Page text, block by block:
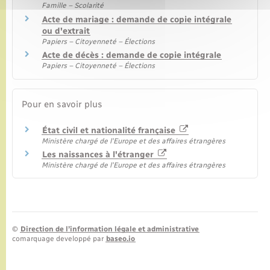
Famille – Scolarité
Acte de mariage : demande de copie intégrale
ou d'extrait
Papiers – Citoyenneté – Élections
Acte de décès : demande de copie intégrale
Papiers – Citoyenneté – Élections
Pour en savoir plus
État civil et nationalité française
Ministère chargé de l'Europe et des affaires étrangères
Les naissances à l'étranger
Ministère chargé de l'Europe et des affaires étrangères
© Direction de l’information légale et administrative
comarquage developpé par baseo.io